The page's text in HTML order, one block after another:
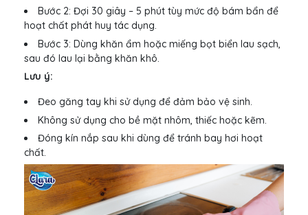
Bước 2: Đợi 30 giây – 5 phút tùy mức độ bám bẩn để
hoạt chất phát huy tác dụng.
Bước 3: Dùng khăn ẩm hoặc miếng bọt biển lau sạch,
sau đó lau lại bằng khăn khô.
Lưu ý:
Đeo găng tay khi sử dụng để đảm bảo vệ sinh.
Không sử dụng cho bề mặt nhôm, thiếc hoặc kẽm.
Đóng kín nắp sau khi dùng để tránh bay hơi hoạt
chất.